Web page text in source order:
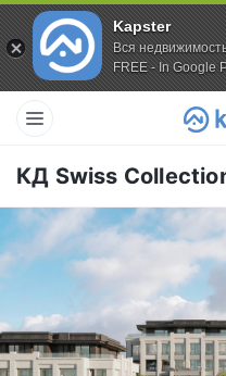
Kapster
Вся
FREE - In Google
КД Swiss